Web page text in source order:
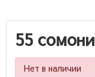
55 сомони
Нет в наличии